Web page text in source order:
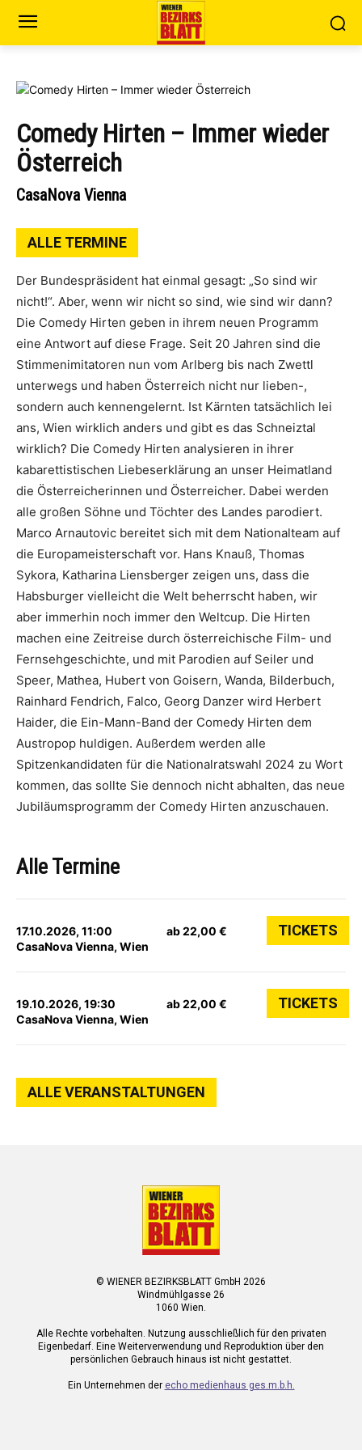
Comedy Hirten – Immer wieder
Österreich
CasaNova Vienna
ALLE TERMINE
Der Bundespräsident hat einmal gesagt: „So sind wir
nicht!“. Aber, wenn wir nicht so sind, wie sind wir dann?
Die Comedy Hirten geben in ihrem neuen Programm
eine Antwort auf diese Frage. Seit 20 Jahren sind die
Stimmenimitatoren nun vom Arlberg bis nach Zwettl
unterwegs und haben Österreich nicht nur lieben-,
sondern auch kennengelernt. Ist Kärnten tatsächlich lei
ans, Wien wirklich anders und gibt es das Schneiztal
wirklich? Die Comedy Hirten analysieren in ihrer
kabarettistischen Liebeserklärung an unser Heimatland
die Österreicherinnen und Österreicher. Dabei werden
alle großen Söhne und Töchter des Landes parodiert.
Marco Arnautovic bereitet sich mit dem Nationalteam auf
die Europameisterschaft vor. Hans Knauß, Thomas
Sykora, Katharina Liensberger zeigen uns, dass die
Habsburger vielleicht die Welt beherrscht haben, wir
aber immerhin noch immer den Weltcup. Die Hirten
machen eine Zeitreise durch österreichische Film- und
Fernsehgeschichte, und mit Parodien auf Seiler und
Speer, Mathea, Hubert von Goisern, Wanda, Bilderbuch,
Rainhard Fendrich, Falco, Georg Danzer wird Herbert
Haider, die Ein-Mann-Band der Comedy Hirten dem
Austropop huldigen. Außerdem werden alle
Spitzenkandidaten für die Nationalratswahl 2024 zu Wort
kommen, das sollte Sie dennoch nicht abhalten, das neue
Jubiläumsprogramm der Comedy Hirten anzuschauen.
Alle Termine
17.10.2026, 11:00
CasaNova Vienna, Wien
ab 22,00 € TICKETS
19.10.2026, 19:30
CasaNova Vienna, Wien
ab 22,00 € TICKETS
ALLE VERANSTALTUNGEN
© WIENER BEZIRKSBLATT GmbH 2026
Windmühlgasse 26
1060 Wien.
Alle Rechte vorbehalten. Nutzung ausschließlich für den privaten
Eigenbedarf. Eine Weiterverwendung und Reproduktion über den
persönlichen Gebrauch hinaus ist nicht gestattet.
Ein Unternehmen der echo medienhaus ges.m.b.h.